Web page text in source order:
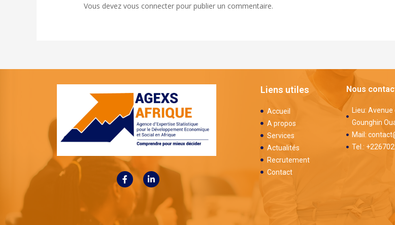
Vous devezvous connecter pour publier un commentaire.
Liens utiles
Accueil
A propos
Services
Actualités
Recrutement
Contact
Nous
Lieu:
Gounghin
Mail:
Tel.: